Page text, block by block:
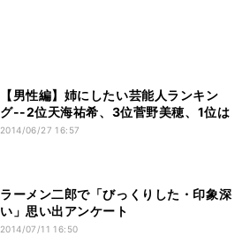
【男性編】姉にしたい芸能人ランキン
グ--2位天海祐希、3位菅野美穂、1位は
2014/06/27 16:57
ラーメン二郎で「びっくりした・印象深
い」思い出アンケート
2014/07/11 16:50